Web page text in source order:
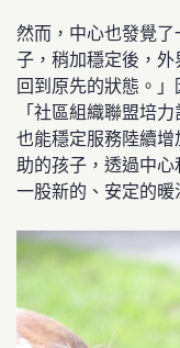
然而，中心也發覺
子，稍加穩定後，
回到原先的狀態。
「社區組織聯盟培
也能穩定服務陸續
助的孩子，透過中
一股新的、安定的暖